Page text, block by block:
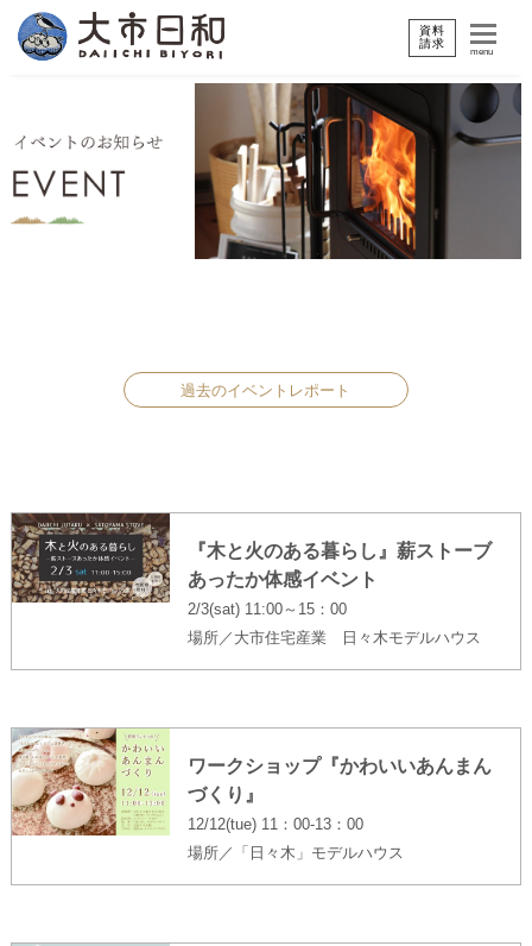
資料
請求
menu
過去のイベントレポート
『木と火のある暮らし』薪ストーブ
あったか体感イベント
2/3(sat) 11:00～15：00
場所／大市住宅産業 日々木モデルハウス
ワークショップ『かわいいあんまん
づくり』
12/12(tue) 11：00-13：00
場所／「日々木」モデルハウス